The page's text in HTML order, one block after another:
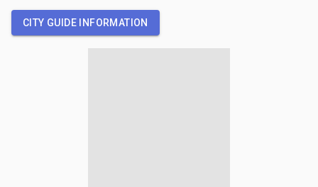
CITY GUIDE INFORMATION